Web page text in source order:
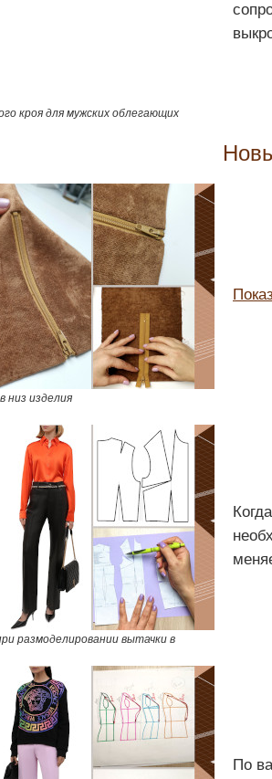
кроя для мужских облегающих
низ изделия
размоделировании вытачки в
По